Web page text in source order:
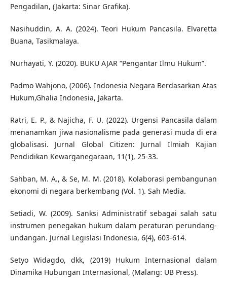
Pengadilan, (Jakarta: Sinar Grafika).
Nasihuddin, A. A. (2024). Teori Hukum Pancasila. Elvaretta
Buana, Tasikmalaya.
Nurhayati, Y. (2020). BUKU AJAR “Pengantar Ilmu Hukum”.
Padmo Wahjono, (2006). Indonesia Negara Berdasarkan Atas
Hukum,Ghalia Indonesia, Jakarta.
Ratri, E. P., & Najicha, F. U. (2022). Urgensi Pancasila dalam
menanamkan jiwa nasionalisme pada generasi muda di era
globalisasi. Jurnal Global Citizen: Jurnal Ilmiah Kajian
Pendidikan Kewarganegaraan, 11(1), 25-33.
Sahban, M. A., & Se, M. M. (2018). Kolaborasi pembangunan
ekonomi di negara berkembang (Vol. 1). Sah Media.
Setiadi, W. (2009). Sanksi Administratif sebagai salah satu
instrumen penegakan hukum dalam peraturan perundang-
undangan. Jurnal Legislasi Indonesia, 6(4), 603-614.
Setyo Widagdo, dkk, (2019) Hukum Internasional dalam
Dinamika Hubungan Internasional, (Malang: UB Press).